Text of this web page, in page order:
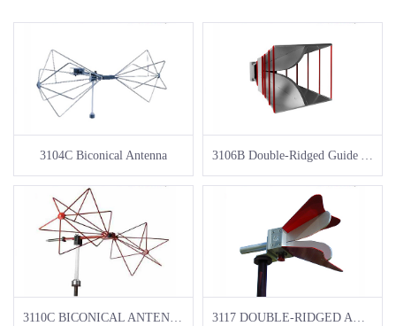
3104C Biconical Antenna
3110C BICONICAL ANTENNA 3117 DOUBLE-RIDGED ANTENNA